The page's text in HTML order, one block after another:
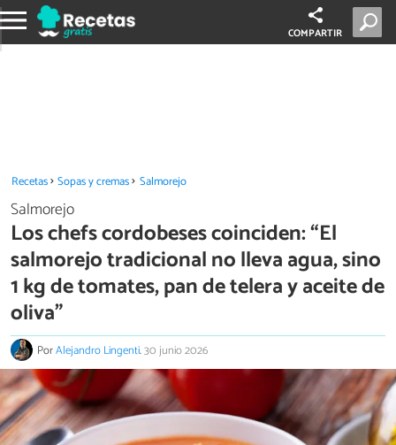
COMPARTIR
Recetas Sopas y cremas Salmorejo
Salmorejo
Los chefs cordobeses coinciden: “El
salmorejo tradicional no lleva agua, sino
1 kg de tomates, pan de telera y aceite de
oliva”
PorAlejandro Lingenti.30 junio 2026